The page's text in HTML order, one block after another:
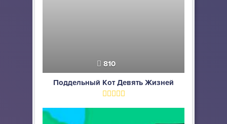
810
Поддельный Кот Девять Жизней